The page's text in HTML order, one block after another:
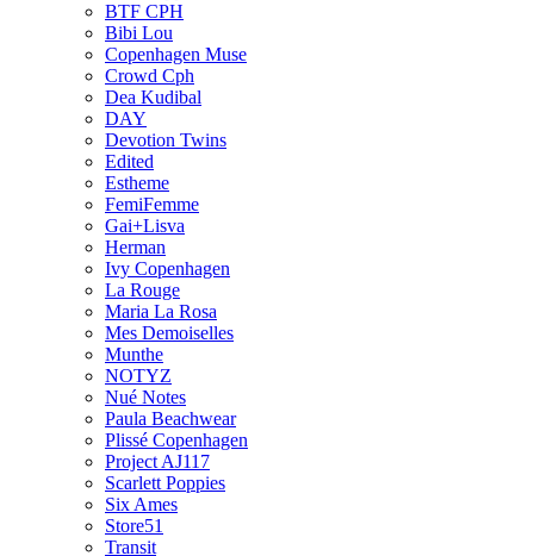
BTF CPH
Bibi Lou
Copenhagen Muse
Crowd Cph
Dea Kudibal
DAY
Devotion Twins
Edited
Estheme
FemiFemme
Gai+Lisva
Herman
Ivy Copenhagen
La Rouge
Maria La Rosa
Mes Demoiselles
Munthe
NOTYZ
Nué Notes
Paula Beachwear
Plissé Copenhagen
Project AJ117
Scarlett Poppies
Six Ames
Store51
Transit